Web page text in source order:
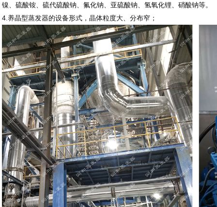
镍、硫酸铵、硫代硫酸钠、氟化钠、亚硫酸钠、氢氧化锂、硝酸钠等。
4.养晶型蒸发器的设备形式，晶体粒度大、分布窄；